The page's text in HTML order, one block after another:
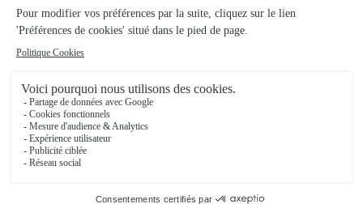
Les Fleurs du Passage
Rouen
★★★★★4.7 (100)
2 Passage de l'Ancien Hôtel de ville
Voir la boutique